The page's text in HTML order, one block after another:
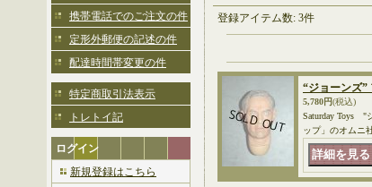
携帯電話でのご注文の件
定形外郵便の記述の件
配達時間帯変更の件
特定商取引法表示
トレトイ記
ログイン
新規登録はこちら
登録アイテム数: 3件
“ジョーンズ
5,780円(税込)
Saturday Toys "
ップ」のオムニ